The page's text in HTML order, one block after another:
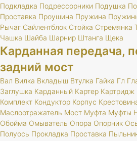
Подкладка Подрессорники Подушка
Проставка Проушина Пружина
Рычаг Сайлентблок Стойка Стремянка
Чашка Шайба Шарнир Штанга Щека
Карданная передача,
задний мост
Вал Вилка Вкладыш Втулка Гайка Гл
Заглушка Карданный Картер Картридж
Комплект Кондуктор Корпус
Маслоотражатель Мост Муфта Муфты
Обойма Омыватель Опора Опорник
Полуось Прокладка Проставка